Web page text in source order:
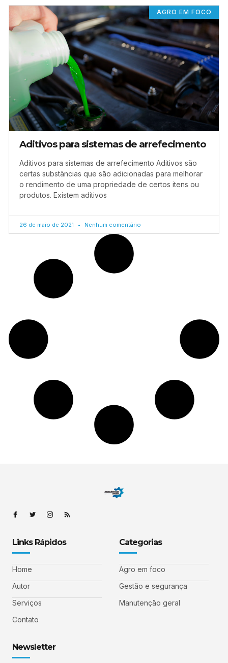
AGRO EM FOCO
Aditivos para sistemas de arrefecimento
Aditivos para sistemas de arrefecimento Aditivos são
certas substâncias que são adicionadas para melhorar
o rendimento de uma propriedade de certos itens ou
produtos. Existem aditivos
26 de maio de 2021 Nenhum comentário
Links Rápidos
Home
Autor
Serviços
Contato
Categorias
Agro em foco
Gestão e segurança
Manutenção geral
Newsletter